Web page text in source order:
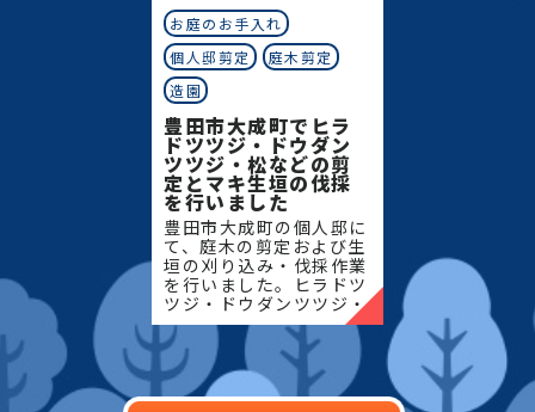
お庭のお手入れ
個人邸剪定
庭木剪定
造園
豊田市大成町でヒラ
ドツツジ・ドウダン
ツツジ・松などの剪
定とマキ生垣の伐採
を行いました
豊田市大成町の個人邸に
て、庭木の剪定および生
垣の刈り込み・伐採作業
を行いました。ヒラドツ
ツジ・ドウダンツツジ・
マキの生垣、松、キンモ
クセイなど、地域の住宅
でよく植栽される樹種を
中心に、樹形を整えなが
ら